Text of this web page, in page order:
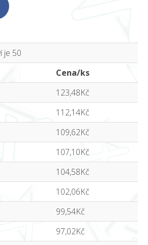
je 50
Cena/ks
123,48Kč
112,14Kč
109,62Kč
107,10Kč
104,58Kč
102,06Kč
99,54Kč
97,02Kč